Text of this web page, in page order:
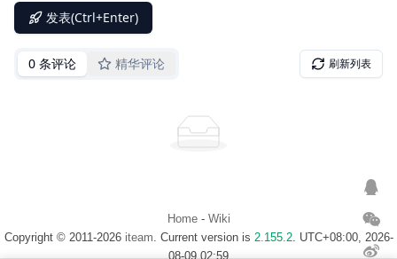
Home- Wiki
Copyright © 2011-2026 iteam. Current version is 2.155.2. UTC+08:00, 2026-
08-09 02:59